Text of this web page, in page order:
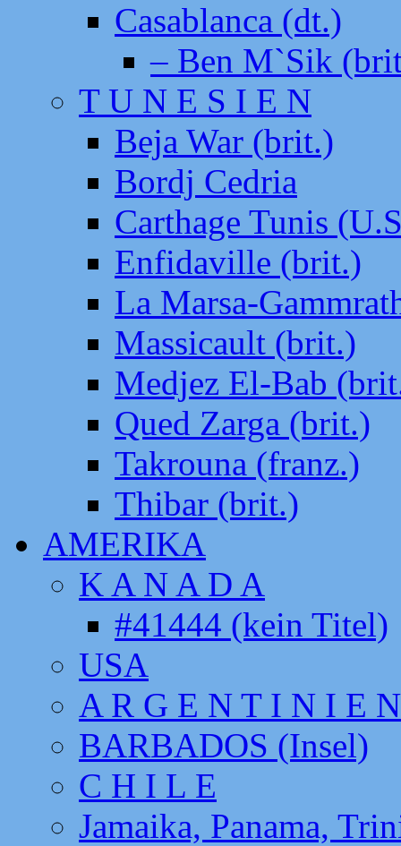
Casablanca (dt.)
– Ben M`Sik
T U N E S I E N
Beja War (brit.)
Bordj Cedria
Carthage Tunis
Enfidaville (brit.)
La Marsa-
Massicault (brit.)
Medjez El-Bab
Qued Zarga (brit.)
Takrouna (franz.)
Thibar (brit.)
AMERIKA
K A N A D A
#41444 (kein Titel)
USA
A R G E N T I N I E N
BARBADOS (Insel)
C H I L E
Jamaika, Panama,